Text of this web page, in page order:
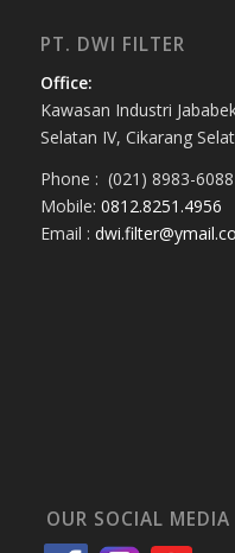
PT. DWI FILTER
Office:
Kawasan Industri
Selatan IV, Cikarang
Phone : (021) 8983-6088
Mobile: 0812.8251.4956
Email :
OUR SOCIAL MEDIA